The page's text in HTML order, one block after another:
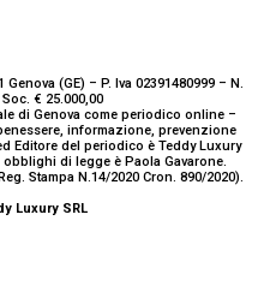
(GE) – P. Iva 02391480999 – N.
Soc. € 25.000,00
di Genova come periodico online –
informazione, prevenzione
Editore del periodico è Teddy Luxury
di legge è Paola Gavarone.
Stampa N.14/2020 Cron. 890/2020).
Luxury SRL